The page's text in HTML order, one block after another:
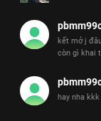
kết mở j
còn gì khai
hay nha kkk